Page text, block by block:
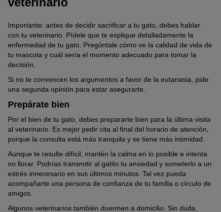
Importante: antes de decidir sacrificar a tu gato, debes hablar
con tu veterinario. Pídele que te explique detalladamente la
enfermedad de tu gato. Pregúntale cómo ve la calidad de vida de
tu mascota y cuál sería el momento adecuado para tomar la
decisión.
Si no te convencen los argumentos a favor de la eutanasia, pide
una segunda opinión para estar asegurarte.
Prepárate bien
Por el bien de tu gato, debes prepararte bien para la última visita
al veterinario. Es mejor pedir cita al final del horario de atención,
porque la consulta está más tranquila y se tiene más intimidad.
Aunque te resulte difícil, mantén la calma en lo posible e intenta
no llorar. Podrías transmitir al gatito tu ansiedad y someterlo a un
estrés innecesario en sus últimos minutos. Tal vez pueda
acompañarte una persona de confianza de tu familia o círculo de
amigos.
Algunos veterinarios también duermen a domicilio. Sin duda,